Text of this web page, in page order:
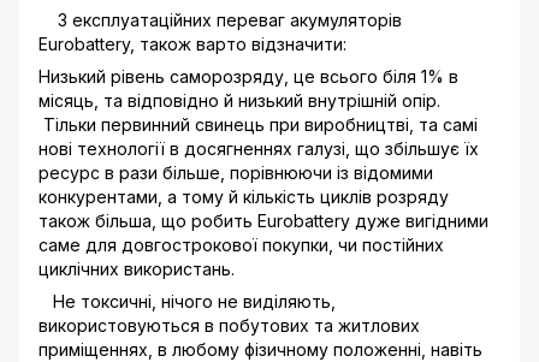
З експлуатаційних переваг акумуляторів
Eurobattery, також варто відзначити:
Низький рівень саморозряду, це всього біля 1% в
місяць, та відповідно й низький внутрішній опір.
Тільки первинний свинець при виробництві, та самі
нові технології в досягненнях галузі, що збільшує їх
ресурс в рази більше, порівнюючи із відомими
конкурентами, а тому й кількість циклів розряду
також більша, що робить Eurobattery дуже вигідними
саме для довгострокової покупки, чи постійних
циклічних використань.
Не токсичні, нічого не виділяють,
використовуються в побутових та житлових
приміщеннях, в любому фізичному положенні, навіть